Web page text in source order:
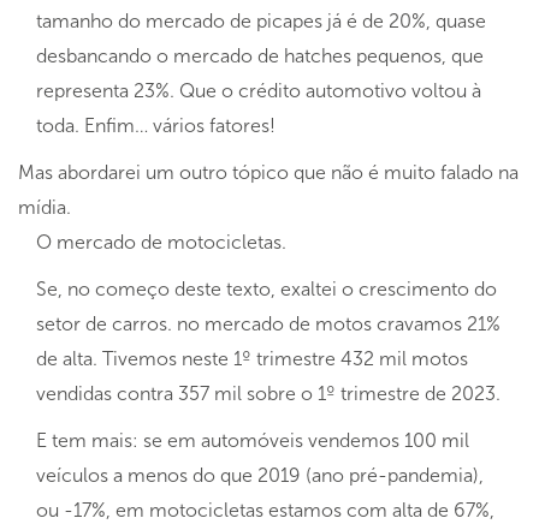
tamanho do mercado de picapes já é de 20%, quase
desbancando o mercado de hatches pequenos, que
representa 23%. Que o crédito automotivo voltou à
toda. Enfim… vários fatores!
Mas abordarei um outro tópico que não é muito falado na
mídia.
O mercado de motocicletas.
Se, no começo deste texto, exaltei o crescimento do
setor de carros. no mercado de motos cravamos 21%
de alta. Tivemos neste 1º trimestre 432 mil motos
vendidas contra 357 mil sobre o 1º trimestre de 2023.
E tem mais: se em automóveis vendemos 100 mil
veículos a menos do que 2019 (ano pré-pandemia),
ou -17%, em motocicletas estamos com alta de 67%,